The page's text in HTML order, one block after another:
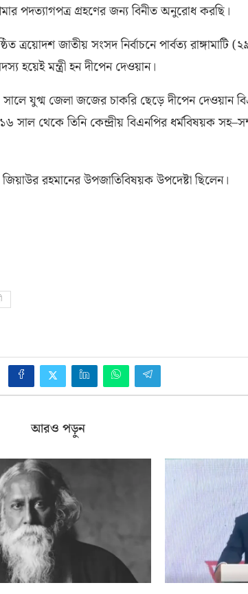
পদত্যাগপত্র গ্রহণের জন্য বিনীত অনুরোধ করছি।
ত্রয়োদশ জাতীয় সংসদ নির্বাচনেপার্বত্য রাঙ্গামাটি(
হয়েই মন্ত্রী হন দীপেন দেওয়ান।
যুগ্ম জেলা জজের চাকরি ছেড়ে দীপেন দেওয়ান
সাল থেকে তিনি কেন্দ্রীয় বিএনপির ধর্মবিষয়ক সহ–
জিয়াউর রহমানের উপজাতিবিষয়ক উপদেষ্টা ছিলেন।
আরও পড়ুন